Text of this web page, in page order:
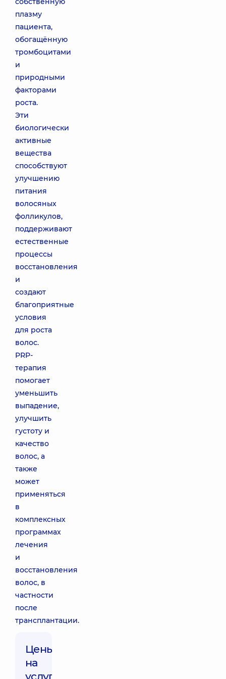
плазму
пациента,
обогащённую
тромбоцитами
и
природными
факторами
роста.
Эти
биологически
активные
вещества
способствуют
улучшению
питания
волосяных
фолликулов,
поддерживают
естественные
процессы
восстановления
и
создают
благоприятные
условия
для роста
волос.
PRP-
терапия
помогает
уменьшить
выпадение,
улучшить
густоту и
качество
волос, а
также
может
применяться
в
комплексных
программах
лечения
и
восстановления
волос, в
частности
после
трансплантации.
Цены
на
услуги: